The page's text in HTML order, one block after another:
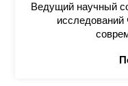
Ведущий научный